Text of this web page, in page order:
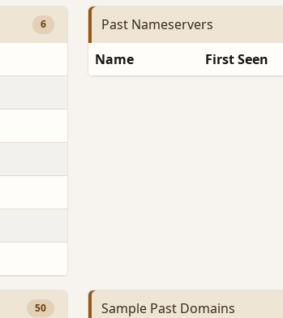
6 Past Nameservers
Name First Seen
50 Sample Past Domains